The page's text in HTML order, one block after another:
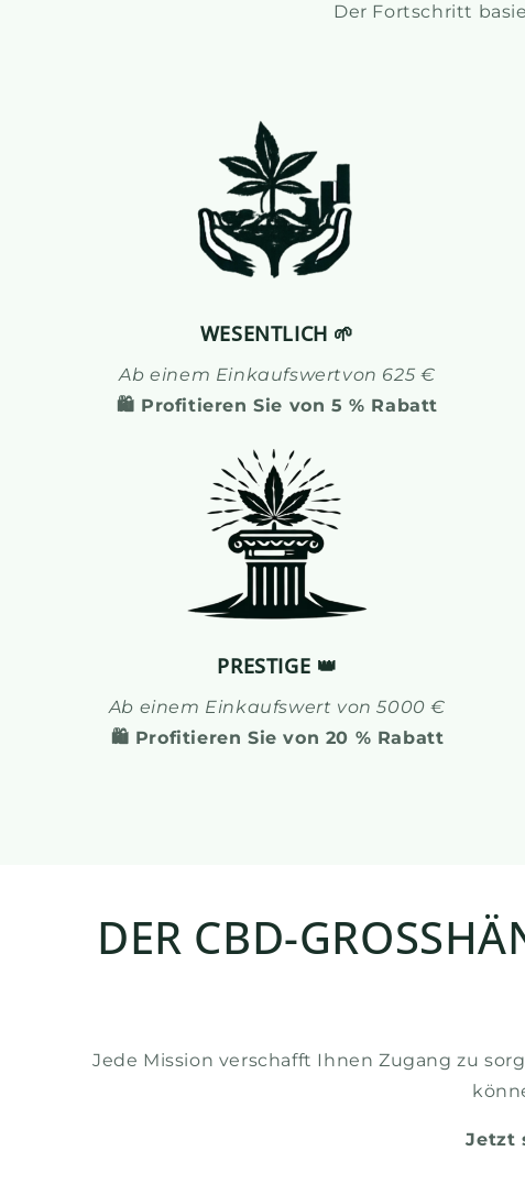
Der Fortschritt
WESENTLICH 🌱
Ab einem Einkaufswertvon 625 €
🛍️ Profitieren Sie von 5 % Rabatt
PRESTIGE 👑
Ab einem Einkaufswert von 5000 €
🛍️ Profitieren Sie von 20 % Rabatt
DER CBD-
Jede Mission verschafft Ihnen Zugang zu
Jetzt